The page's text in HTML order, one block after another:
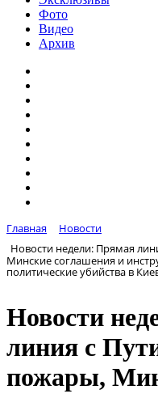
Фото
Видео
Архив
Главная
Новости
Новости недели: Прямая
Минские соглашения и
политические убийства в
Новости
линия с
пожары,